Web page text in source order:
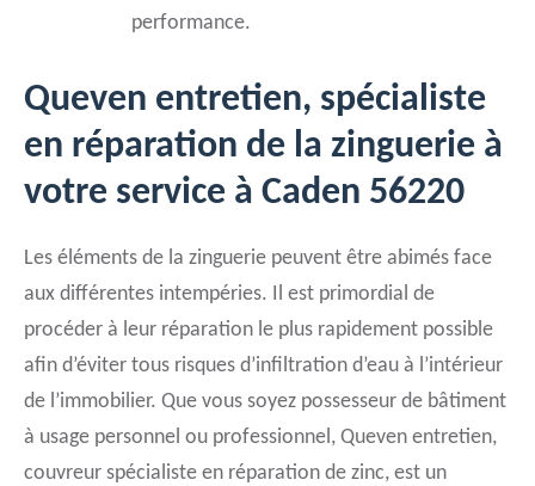
performance.
Queven entretien, spécialiste
en réparation de la zinguerie à
votre service à Caden 56220
Les éléments de la zinguerie peuvent être abimés face
aux différentes intempéries. Il est primordial de
procéder à leur réparation le plus rapidement possible
afin d’éviter tous risques d’infiltration d’eau à l’intérieur
de l’immobilier. Que vous soyez possesseur de bâtiment
à usage personnel ou professionnel, Queven entretien,
couvreur spécialiste en réparation de zinc, est un